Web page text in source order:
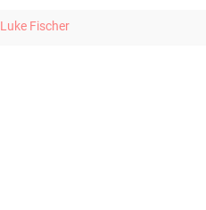
Luke Fischer